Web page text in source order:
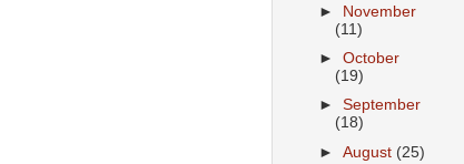
►
November
(11)
►October
(19)
►September
(18)
►August (25)